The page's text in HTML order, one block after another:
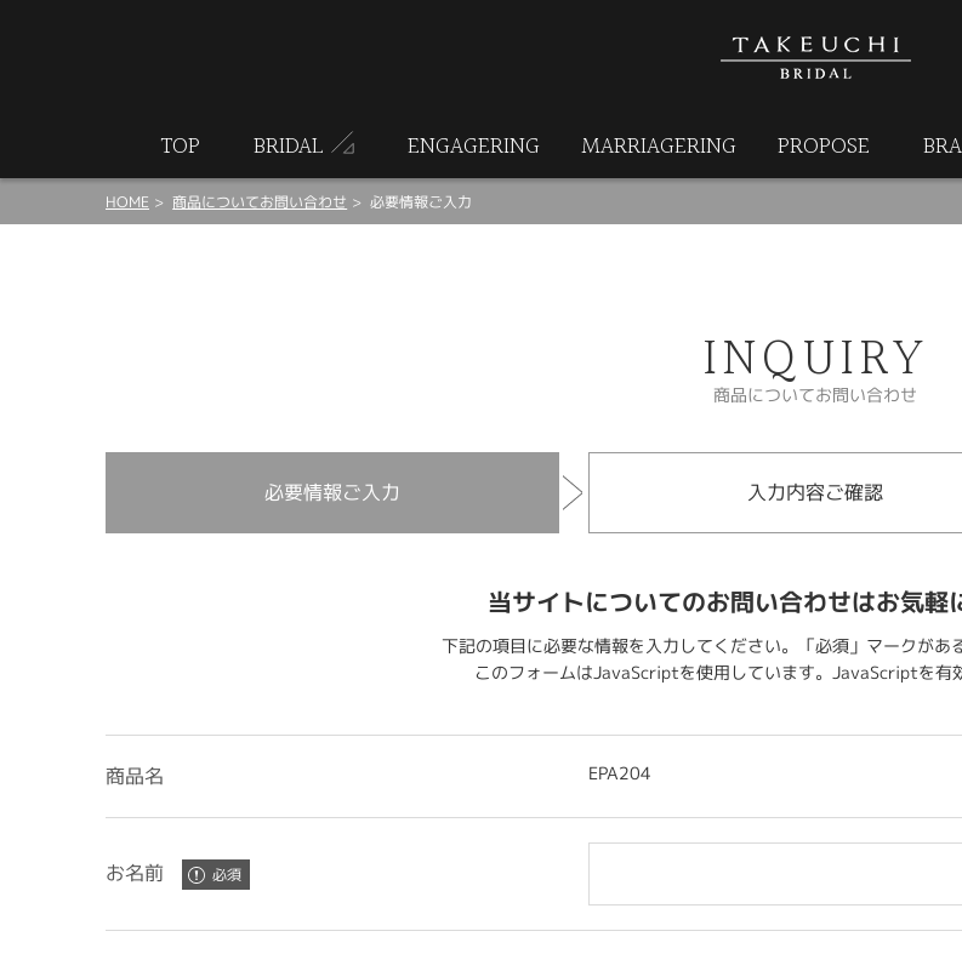
TOP BRIDAL ENGAGERING MARRIAGERING PROPOSE
HOME 商品についてお問い合わせ 必要情報ご入力
INQUIRY
商品についてお問い合わせ
必要情報ご入力 入力内容ご確認
当サイトについてのお問い合わせはお気軽
下記の項目に必要な情報を入力してください。「必須」マークがあ
このフォームはJavaScriptを使用しています。JavaScriptを有
商品名 EPA204
お名前